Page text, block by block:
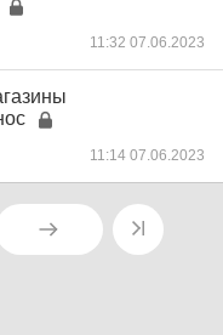
11:32 07.06.2023
11:14 07.06.2023